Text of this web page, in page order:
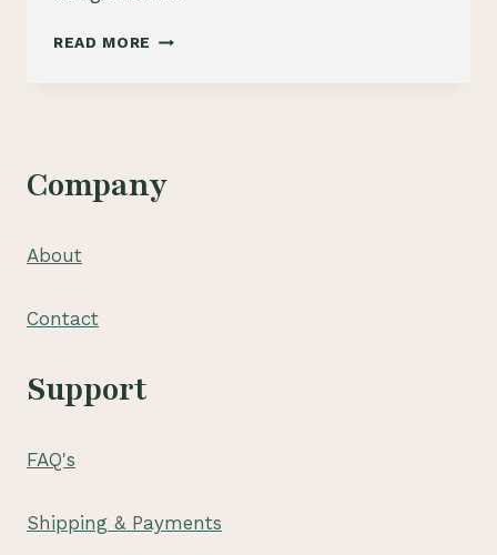
READ MORE TOKO
081210475072
Company
About
Contact
Support
FAQ's
Shipping & Payments